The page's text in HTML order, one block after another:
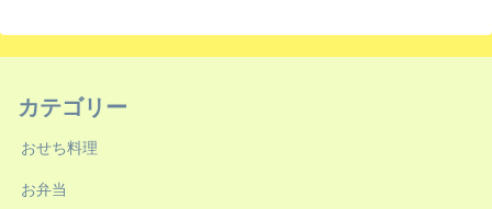
カテゴリー
おせち料理
お弁当